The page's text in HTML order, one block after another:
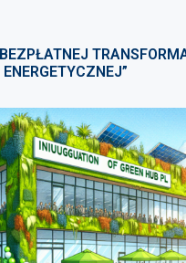
ENERGETYCZNEJ”